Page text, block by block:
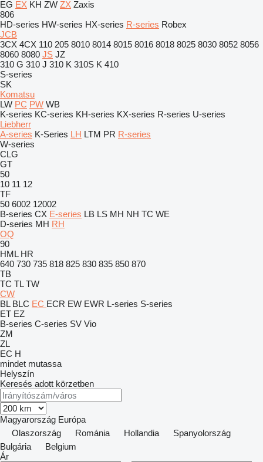
EG EX KH ZW ZX Zaxis
806
HD-series HW-series HX-series R-series Robex
JCB
3CX 4CX 110 205 8010 8014 8015 8016 8018 8025 8030 8052 8056
8060 8080 JS JZ
310 G 310 J 310 K 310S K 410
S-series
SK
Komatsu
LW PC PW WB
K-series KC-series KH-series KX-series R-series U-series
Liebherr
A-series K-Series LH LTM PR R-series
W-series
CLG
GT
50
10 11 12
TF
50 6002 12002
B-series CX E-series LB LS MH NH TC WE
D-series MH RH
OQ
90
HML HR
640 730 735 818 825 830 835 850 870
TB
TC TL TW
CW
BL BLC EC ECR EW EWR L-series S-series
ET EZ
B-series C-series SV Vio
ZM
ZL
EC H
mindet mutassa
Helyszín
Keresés adott körzetben
Magyarország Európa
Olaszország
Románia Hollandia
Spanyolország
Bulgária
Belgium
Ár